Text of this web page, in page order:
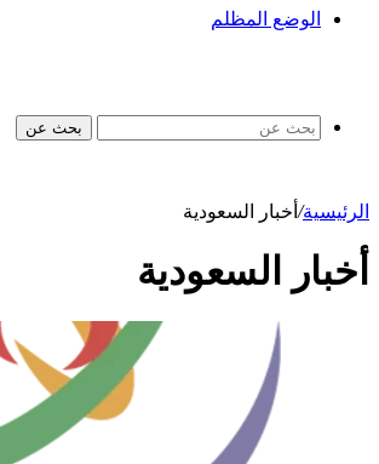
الوضع المظلم
بحث عن
الرئيسية/ أخبار السعودية
أخبار السعودية